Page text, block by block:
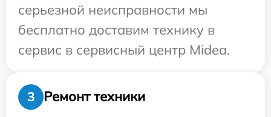
серьезной неисправности мы
бесплатно доставим технику в
сервис в сервисный центр Midea.
3
Ремонт техники